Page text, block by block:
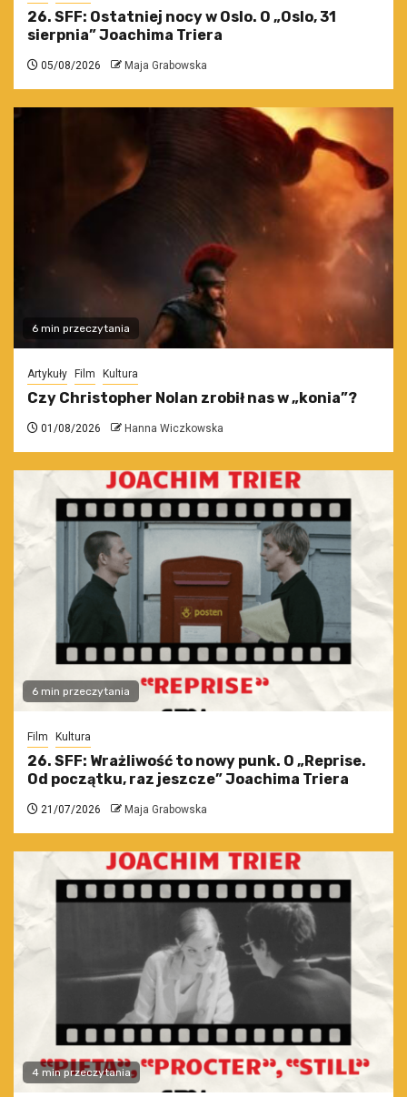
26. SFF: Ostatniej nocy w Oslo. O „Oslo, 31
sierpnia” Joachima Triera
05/08/2026 Maja Grabowska
6 min przeczytania
Artykuły Film Kultura
Czy Christopher Nolan zrobił nas w „konia”?
01/08/2026 Hanna Wiczkowska
6 min przeczytania
Film Kultura
26. SFF: Wrażliwość to nowy punk. O „Reprise.
Od początku, raz jeszcze” Joachima Triera
21/07/2026 Maja Grabowska
4 min przeczytania